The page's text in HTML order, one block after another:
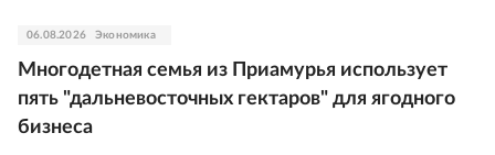
06.08.2026 Экономика
Многодетная семья из Приамурья использует
пять "дальневосточных гектаров" для ягодного
бизнеса